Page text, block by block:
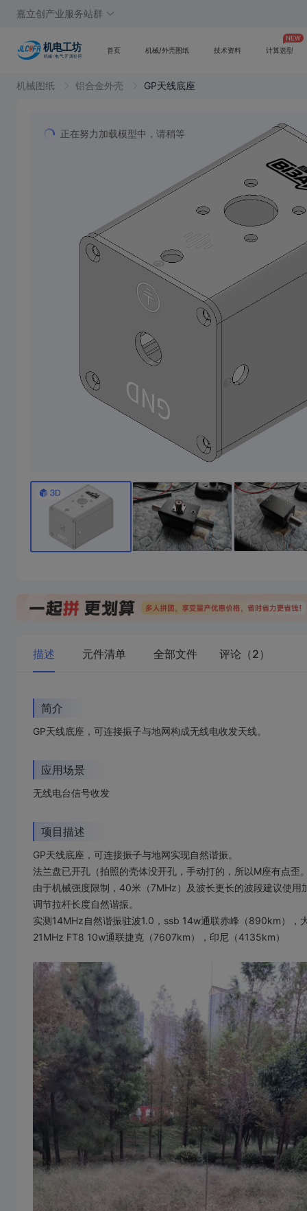
嘉立创产业服务站群
首页 机械/外壳图纸 技术资料 计算选型
机械图纸 铝合金外壳 GP天线底座
正在努力加载模型中，请稍等
焊台休眠座，不含前后盖， 香蕉头间距15mm 前后盖需要去CNC 附件CNC图纸
2寸1.1蓝牙小音响
本壳体是2寸喇叭+36.6毫米高音喇叭组成，配合王笑尘2*25瓦功放板，也可搭配2-9.1瓦功放板使用，盖板是cnc加工，不用下单盖板，cnc图纸在详细清单里面
6/10成团
￥51.24
35瓦超声波切割刀外壳
0/10成团
￥14 ￥52.89
描述 元件清单 全部文件 评论（2）
简介
GP天线底座，可连接振子与地网构成无线电收发天线。
应用场景
无线电台信号收发
项目描述
GP天线底座，可连接振子与地网实现自然谐振。
法兰盘已开孔（拍照的壳体没开孔，手动打的，所以M座有点歪
由于机械强度限制，40米（7MHz）及波长更长的波段建议使
调节拉杆长度自然谐振。
实测14MHz自然谐振驻波1.0，ssb 14w通联赤峰（890km）
21MHz FT8 10w通联捷克（7607km），印尼（4135km）